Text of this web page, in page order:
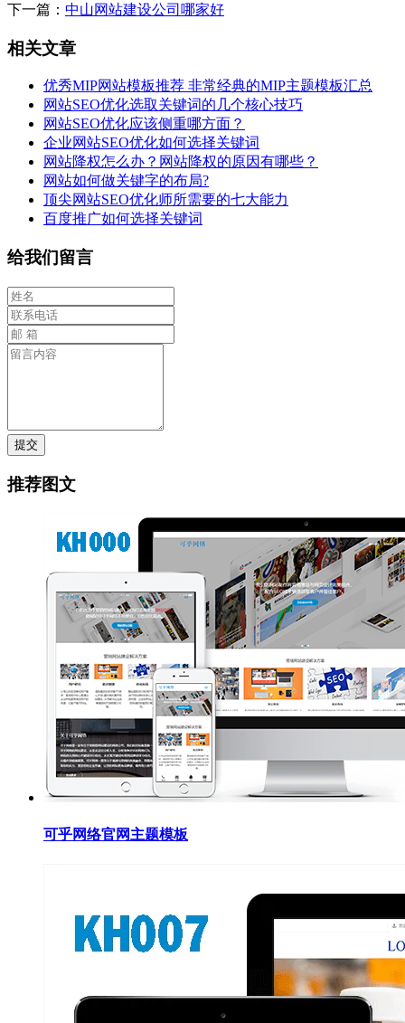
下一篇： 中山网站建设公司哪家好
相关文章
优秀MIP网站模板推荐 非常经典的MIP主题模板汇总
网站SEO优化选取关键词的几个核心技巧
网站SEO优化应该侧重哪方面？
企业网站SEO优化如何选择关键词
网站降权怎么办？网站降权的原因有哪些？
网站如何做关键字的布局?
顶尖网站SEO优化师所需要的七大能力
百度推广如何选择关键词
给我们留言
提交
推荐图文
可乎网络官网主题模板